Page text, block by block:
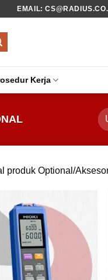
EMAIL:
Kerja
produk Optional/